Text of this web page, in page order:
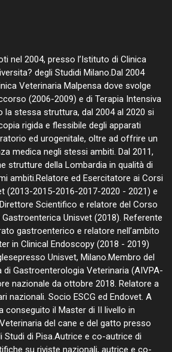
nel 2004, presso l’Istituto di Clinica
degli Studidi Milano.Dal 2004
Veterinaria Malpensa dove svolge
(2006-2009) e di Terapia Intensiva
la stessa struttura, dal 2004 al 2020 si
rigida e flessibile degli apparati
ed urogenitale, oltre ad offrire un
medica negli stessi ambiti. Dal 2011,
strutture della Lombardia in qualità di
ambiti.Relatore ed Esercitatore ai Corsi
(2013-2015-2016-2017-2020 - 2021) e
Scientifico e relatore del Corso
Unisvet (2018). Referente
gastroenterico e relatore nell’ambito
in Clinical Endoscopy (2018 - 2019)
Unisvet, Milano.Membro del
di Gastroenterologia Veterinaria (AIVPA-
nazionale da ottobre 2018. Relatore a
nazionali. Socio ESCG ed Endovet. A
conseguito il Master di II livello in
del cane e del gatto presso
Studi di Pisa.Autrice e co-autrice di
su riviste nazionali, autrice e co-